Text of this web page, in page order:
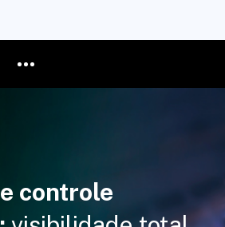
controle